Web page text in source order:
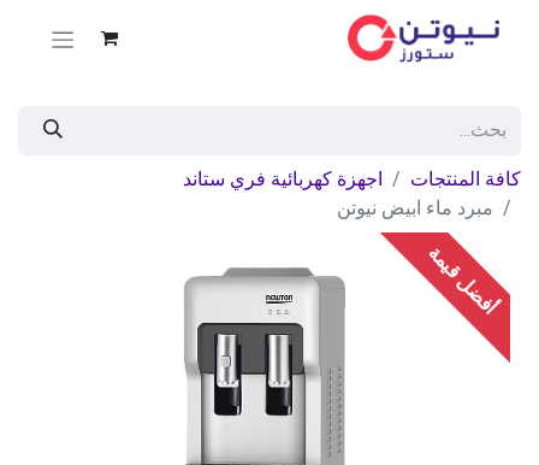
كافة المنتجات
اجهزة كهربائية فري ستاند
مبرد ماء ابيض نيوتن
أفضل قيمة